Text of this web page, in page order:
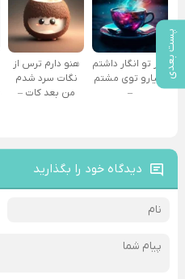
پست بعدی کنار تو انگار داشتم
دنیارو توی مشتم
–
هنو دارم ترس از
نگات سرد شدم
من بعد کات –
دیدگاه خود را بگذارید